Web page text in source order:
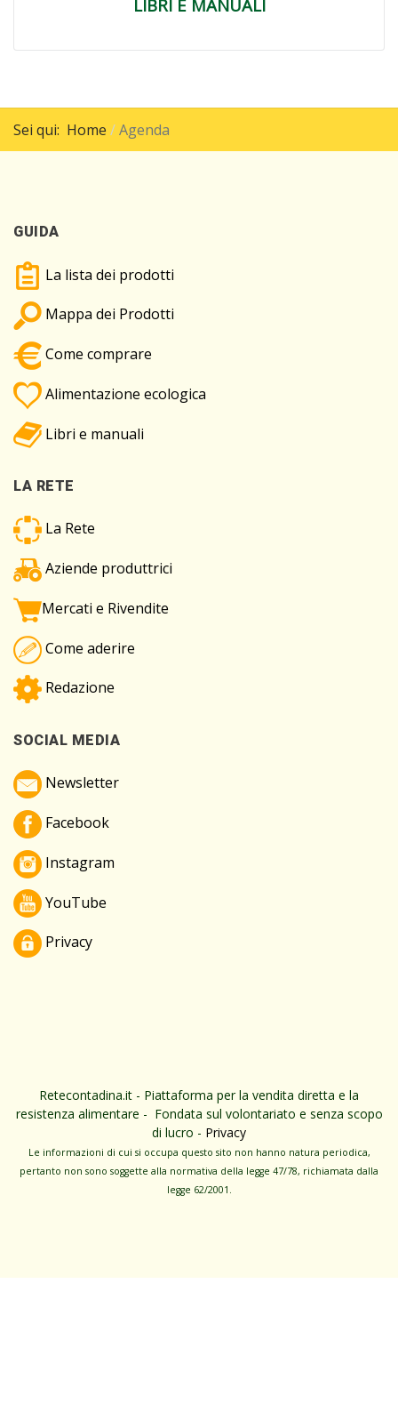
LIBRI E MANUALI
Sei qui: Home Agenda
GUIDA
La lista dei prodotti
Mappa dei Prodotti
Come comprare
Alimentazione ecologica
Libri e manuali
LA RETE
La Rete
Aziende produttrici
Mercati e Rivendite
Come aderire
Redazione
SOCIAL MEDIA
Newsletter
Facebook
Instagram
YouTube
Privacy
Retecontadina.it - Piattaforma per la vendita diretta e la
resistenza alimentare - Fondata sul volontariato e senza scopo
di lucro - Privacy
Le informa­zioni di cui si occupa questo sito non hanno na­tura periodica,
pertanto non sono sog­gette alla normativa della legge 47/78, richiamata dalla
leg­ge 62/­2001.